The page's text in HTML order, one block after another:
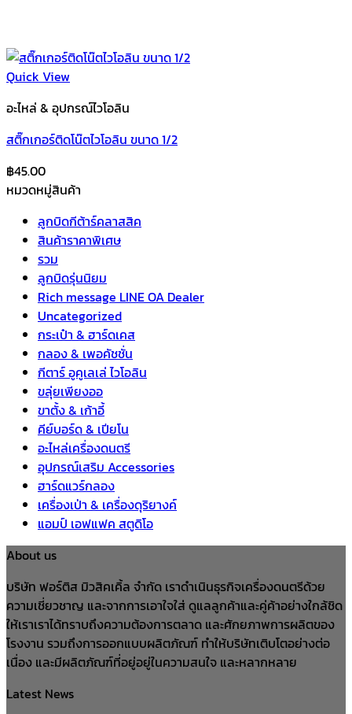
Quick View
อะไหล่ & อุปกรณ์ไวโอลิน
สติ๊กเกอร์ติดโน๊ตไวโอลิน ขนาด 1/2
฿45.00
หมวดหมู่สินค้า
ลูกบิดกีต้าร์คลาสสิค
สินค้าราคาพิเศษ
รวม
ลูกบิดรุ่นนิยม
Rich message LINE OA Dealer
Uncategorized
กระเป๋า & ฮาร์ดเคส
กลอง & เพอคัชชั่น
กีตาร์ อูคูเลเล่ ไวโอลิน
ขลุ่ยเพียงออ
ขาตั้ง & เก้าอี้
คีย์บอร์ด & เปียโน
อะไหล่เครื่องดนตรี
อุปกรณ์เสริม Accessories
ฮาร์ดแวร์กลอง
เครื่องเป่า & เครื่องดุริยางค์
แอมป์ เอฟแฟค สตูดิโอ
About us
บริษัท ฟอร์ติส มิวสิคเคิ้ล จำกัด เราดำเนินธุรกิจเครื่องดนตรีด้วย
ความเชี่ยวชาญ และจากการเอาใจใส่ ดูแลลูกค้าและคู่ค้าอย่างใกล้ชิด
ให้เราเราได้ทราบถึงความต้องการตลาด และศักยภาพการผลิตของ
โรงงาน รวมถึงการออกแบบผลิตภัณฑ์ ทำให้บริษัทเติบโตอย่างต่อ
เนื่อง และมีผลิตภัณฑ์ที่อยู่อยู่ในความสนใจ และหลากหลาย
Latest News